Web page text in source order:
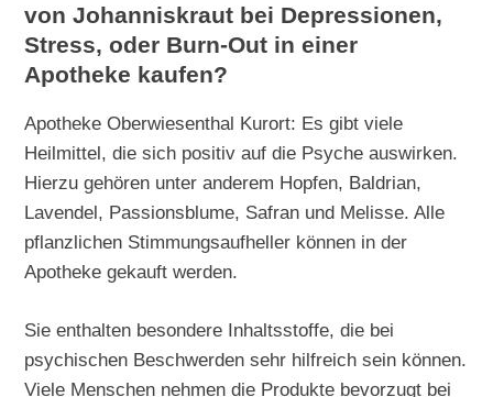
von Johanniskraut bei Depressionen,
Stress, oder Burn-Out in einer
Apotheke kaufen?
Apotheke Oberwiesenthal Kurort: Es gibt viele
Heilmittel, die sich positiv auf die Psyche auswirken.
Hierzu gehören unter anderem Hopfen, Baldrian,
Lavendel, Passionsblume, Safran und Melisse. Alle
pflanzlichen Stimmungsaufheller können in der
Apotheke gekauft werden.
Sie enthalten besondere Inhaltsstoffe, die bei
psychischen Beschwerden sehr hilfreich sein können.
Viele Menschen nehmen die Produkte bevorzugt bei